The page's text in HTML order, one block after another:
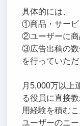
具体的には、
①商品・サービ
②ユーザーに商
③広告出稿の数
を行っていただ
月5,000万以上
る役員に直接
用経験を積むこ
ユーザーのニ